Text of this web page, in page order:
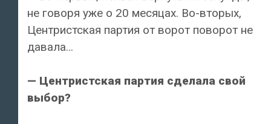
не говоря уже о 20 месяцах. Во-вторых,
Центристская партия от ворот поворот не
давала…
— Центристская партия сделала свой
выбор?